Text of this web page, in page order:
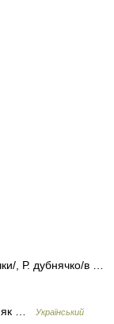
, Р. дубнячко/в …
…
Український